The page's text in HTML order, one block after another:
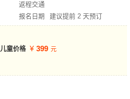
返程交通
报名日期 建议提前 2 天预订
儿童价格 399